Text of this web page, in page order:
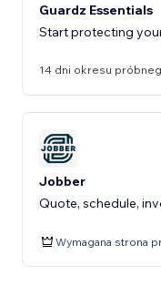
Guardz Essentials
Start protecting
14 dni okresu
Jobber
Quote, schedule,
Wymagana strona